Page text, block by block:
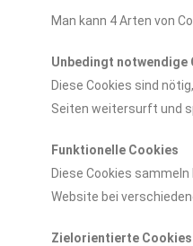
Man kann 4 Arten von
Unbedingt notwendige
Diese Cookies sind
Seiten weitersurft und
Funktionelle Cookies
Diese Cookies
Website bei
Zielorientierte Cookies